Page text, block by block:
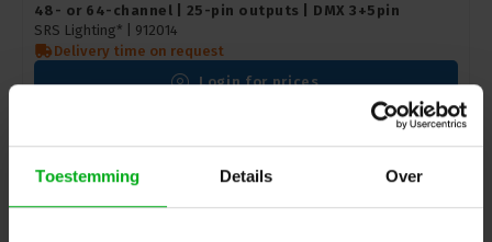
Toestemming Details Over
48- or 64-channel | 25-pin outputs | DMX 3+5pin
SRS Lighting* | 912014
Delivery time on request
Login for prices